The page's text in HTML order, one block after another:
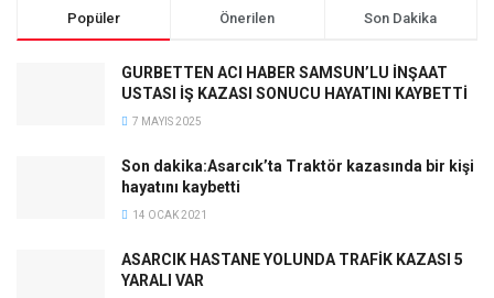
Popüler Önerilen Son Dakika
GURBETTEN ACI HABER SAMSUN’LU İNŞAAT
USTASI İŞ KAZASI SONUCU HAYATINI KAYBETTİ
7 MAYIS 2025
Son dakika:Asarcık’ta Traktör kazasında bir kişi
hayatını kaybetti
14 OCAK 2021
ASARCIK HASTANE YOLUNDA TRAFİK KAZASI 5
YARALI VAR